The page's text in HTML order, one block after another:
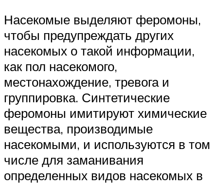
Насекомые выделяют феромоны,
чтобы предупреждать других
насекомых о такой информации,
как пол насекомого,
местонахождение, тревога и
группировка. Синтетические
феромоны имитируют химические
вещества, производимые
насекомыми, и используются в том
числе для заманивания
определенных видов насекомых в